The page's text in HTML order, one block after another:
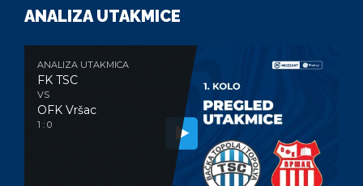
ANALIZA UTAKMICE
ANALIZA UTAKMICA
FK TSC
VS
OFK Vršac
1 : 0